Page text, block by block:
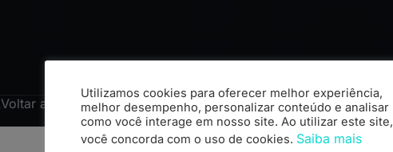
Voltar ao topo
Utilizamos cookies para oferecer melhor experiência,
melhor desempenho, personalizar conteúdo e analisar
como você interage em nosso site. Ao utilizar este site,
você concorda com o uso de cookies. Saiba mais